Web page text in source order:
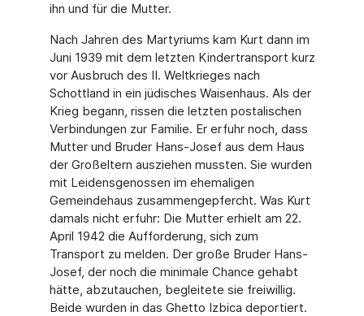
ihn und für die Mutter.
Nach Jahren des Martyriums kam Kurt dann im
Juni 1939 mit dem letzten Kindertransport kurz
vor Ausbruch des II. Weltkrieges nach
Schottland in ein jüdisches Waisenhaus. Als der
Krieg begann, rissen die letzten postalischen
Verbindungen zur Familie. Er erfuhr noch, dass
Mutter und Bruder Hans-Josef aus dem Haus
der Großeltern ausziehen mussten. Sie wurden
mit Leidensgenossen im ehemaligen
Gemeindehaus zusammengepfercht. Was Kurt
damals nicht erfuhr: Die Mutter erhielt am 22.
April 1942 die Aufforderung, sich zum
Transport zu melden. Der große Bruder Hans-
Josef, der noch die minimale Chance gehabt
hätte, abzutauchen, begleitete sie freiwillig.
Beide wurden in das Ghetto Izbica deportiert.